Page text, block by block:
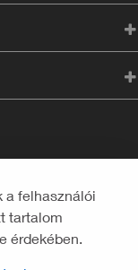
a felhasználói
tartalom
érdekében.